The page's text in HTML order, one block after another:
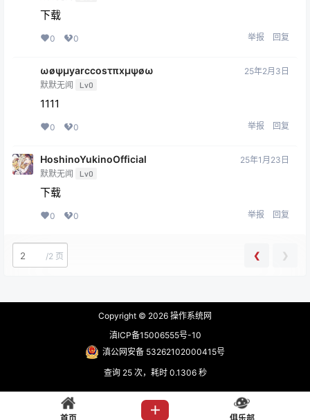
下载
0 0 举报 回复
ωøψμyarccosτπxμψøω
默默无闻 Lv0
25年2月3日
1111
0 0 举报 回复
HoshinoYukinoOfficial
默默无闻 Lv0
25年1月23日
下载
0 0 举报 回复
/2 页 ❮ ❯
Copyright © 2026 操作系统网
滇ICP备15006555号-10
滇公网安备 53262102000415号
查询 25 次，耗时 0.1306 秒